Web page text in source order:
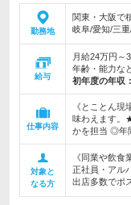
勤務地
関東・大阪で
岐阜/愛知/三
給与
月給24万円～
年齢・能力な
初年度の年収：
仕事内容
《とことん
味わえます。
かを担当 ◎年
対象と
なる方
《同業や飲
正社員・アル
出店多数でポ